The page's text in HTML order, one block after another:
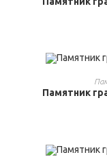
Памятник